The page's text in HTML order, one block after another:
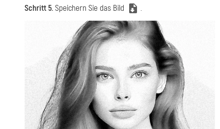
Schritt 5.Speichern Sie das Bild .